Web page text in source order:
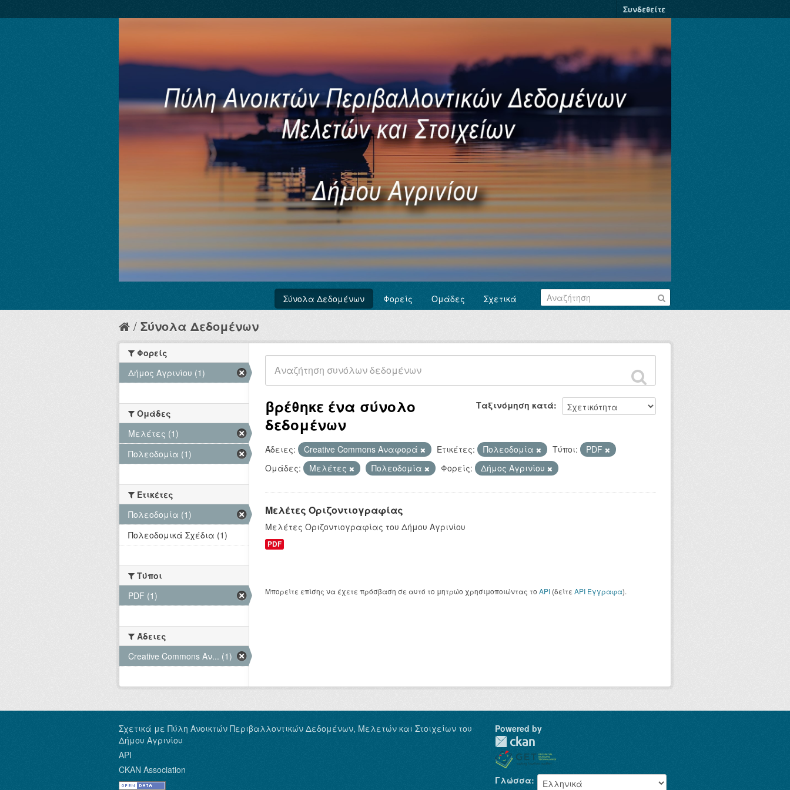
Συνδεθείτε
Σύνολα Δεδομένων Φορείς Ομάδες Σχετικά
Σύνολα Δεδομένων
Ταξινόμηση κατά
βρέθηκε ένα σύνολο
δεδομένων
Άδειες: Creative Commons Αναφορά Ετικέτες: Πολεοδομία Τύποι:
PDF
Ομάδες:
Μελέτες Πολεοδομία Φορείς: Δήμος Αγρινίου
Μελέτες Οριζοντιογραφίας
Μελέτες Οριζοντιογραφίας του Δήμου Αγρινίου
PDF
Μπορείτε επίσης να έχετε πρόσβαση σε αυτό το μητρώο χρησιμοποιώντας το API (δείτε API Έγγραφα).
Φορείς
Δήμος Αγρινίου (1)
Ομάδες
Μελέτες (1)
Πολεοδομία (1)
Ετικέτες
Πολεοδομία (1)
Πολεοδομικά Σχέδια (1)
Τύποι
PDF (1)
Άδειες
Creative Commons Αν... (1)
Σχετικά με Πύλη Ανοικτών Περιβαλλοντικών Δεδομένων, Μελετών και Στοιχείων του
Δήμου Αγρινίου
API
CKAN Association
Powered by
Γλώσσα